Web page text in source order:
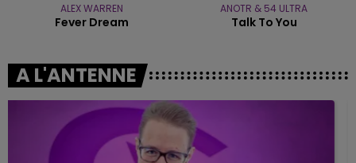
ALEX WARREN
Fever Dream
ANOTR & 54 ULTRA
Talk To You
A L'ANTENNE